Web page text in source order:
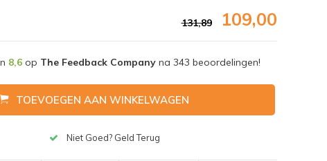
131,89 109,00
8,6op The Feedback Companyna 343 beoordelingen!
TOEVOEGEN AAN WINKELWAGEN
Niet Goed? Geld Terug